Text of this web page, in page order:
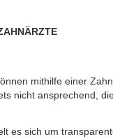
mithilfe einer
nicht ansprechend,
es sich um